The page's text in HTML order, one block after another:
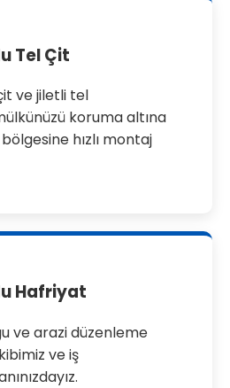
Tel Çit
ve jiletli tel
koruma altına
hızlı montaj
Hafriyat
ve arazi düzenleme
ve iş